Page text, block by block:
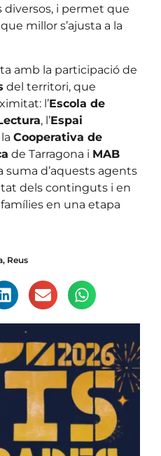
diversos, i permet que
millor s’ajusta a la
amb la participació de
del territori, que
l’Escola de
, l’Espai
la Cooperativa de
de Tarragona i MAB
suma d’aquests agents
dels continguts i en
en una etapa
, Reus